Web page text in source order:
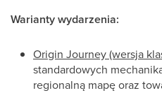
Warianty wydarzenia:
Origin Journey (wersja
standardowych
regionalną mapę oraz